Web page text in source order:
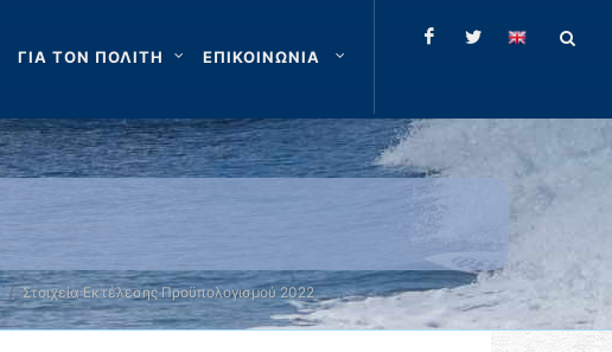
ΓΙΑ ΤΟΝ ΠΟΛΙΤΗ ΕΠΙΚΟΙΝΩΝΙΑ
Στοιχεία Εκτέλεσης Προϋπολογισμού 2022